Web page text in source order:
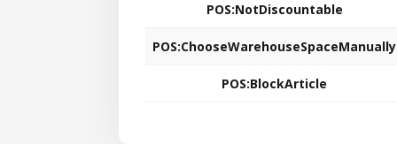
POS:NotDiscountable
POS:ChooseWarehouseSpaceManually
POS:BlockArticle